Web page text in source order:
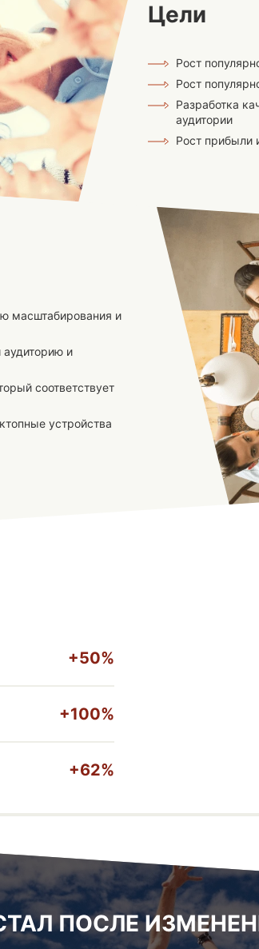
Цели
Рост
Рост
Разработка
аудитории
Рост прибыли
масштабирования и
аудиторию и
соответствует
устройства
+50%
+100%
+62%
ПОСЛЕ